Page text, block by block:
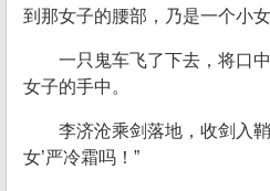
到那女子的腰部，乃是一个小女
一只鬼车飞了下去，将口
女子的手中。
李济沧乘剑落地，收剑入
女’严冷霜吗！”